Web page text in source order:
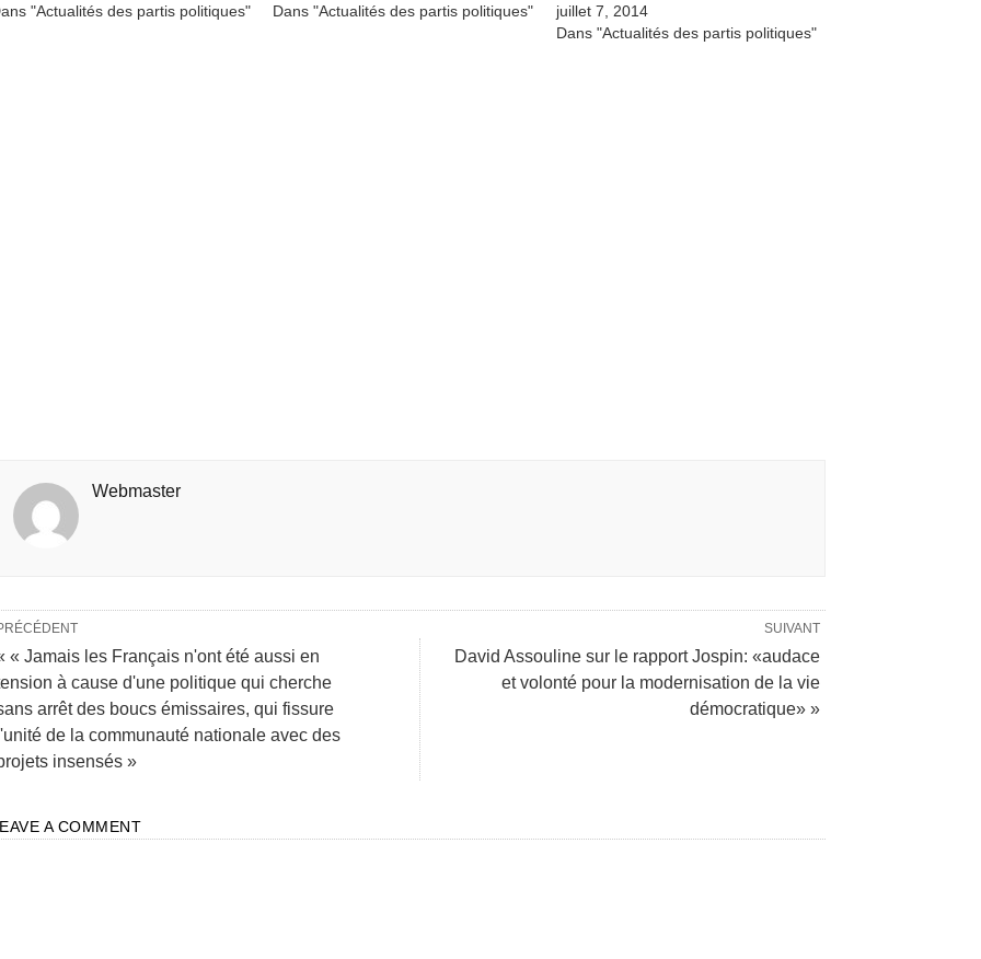
"Actualités des partis politiques"
Dans "Actualités des partis politiques"
juillet 7, 2014
Dans "Actualités des partis politiques"
Webmaster
SUIVANT
David Assouline sur le rapport Jospin: «audace
et volonté pour la modernisation de la vie
démocratique» »
« Jamais les Français n'ont été aussi en
à cause d'une politique qui cherche
arrêt des boucs émissaires, qui fissure
l'unité de la communauté nationale avec des
insensés »
A COMMENT